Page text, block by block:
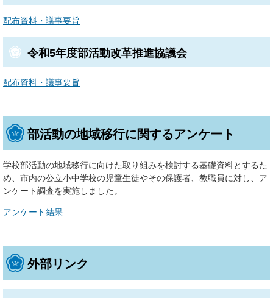
配布資料・議事要旨
令和5年度部活動改革推進協議会
配布資料・議事要旨
部活動の地域移行に関するアンケート
学校部活動の地域移行に向けた取り組みを検討する基礎資料とするた
め、市内の公立小中学校の児童生徒やその保護者、教職員に対し、ア
ンケート調査を実施しました。
アンケート結果
外部リンク